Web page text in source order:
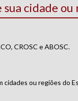
cidade ou
CROSC e ABOSC.
ou regiões do